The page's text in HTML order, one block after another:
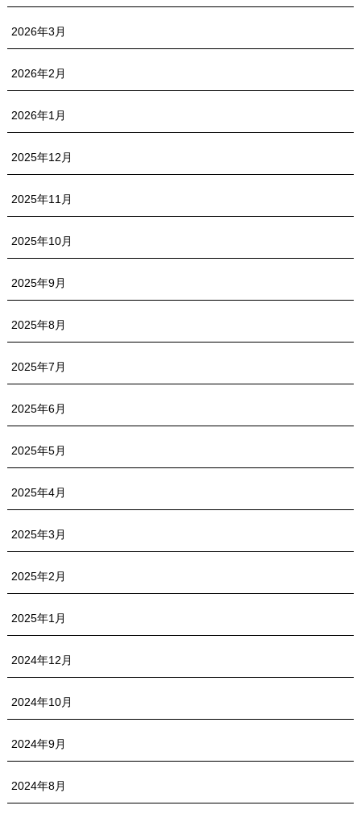
2026年3月
2026年2月
2026年1月
2025年12月
2025年11月
2025年10月
2025年9月
2025年8月
2025年7月
2025年6月
2025年5月
2025年4月
2025年3月
2025年2月
2025年1月
2024年12月
2024年10月
2024年9月
2024年8月